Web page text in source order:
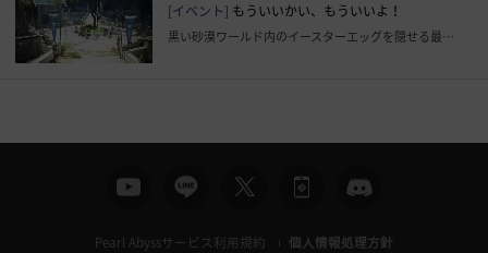
[イベント] もういいかい、もういいよ！
黒い砂漠ワールド内のイースターエッグを隠せる最高のスポットは？
Pearl Abyssサービス利用規約 個人情報処理方針